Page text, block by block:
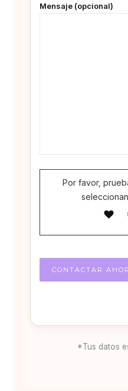
Mensaje (opcional)
Por favor,
*Tus datos